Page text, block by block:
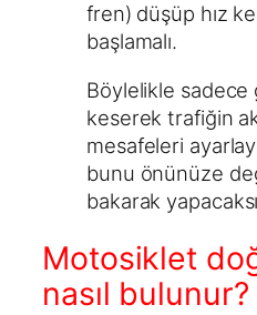
fren) düşüp hız
başlamalı.
Böylelikle sadece
keserek trafiğin
mesafeleri
bunu önünüze
bakarak
Motosiklet
nasıl bulunur?